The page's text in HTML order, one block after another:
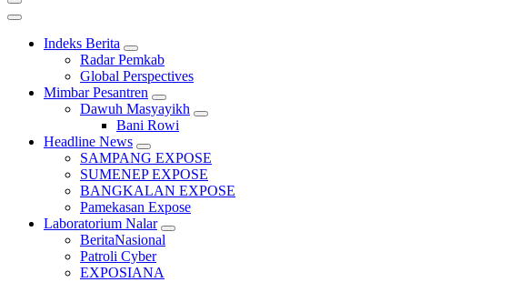
Indeks Berita
Radar Pemkab
Global Perspectives
Mimbar Pesantren
Dawuh Masyayikh
Bani Rowi
Headline News
SAMPANG EXPOSE
SUMENEP EXPOSE
BANGKALAN EXPOSE
Pamekasan Expose
Laboratorium Nalar
BeritaNasional
Patroli Cyber
EXPOSIANA